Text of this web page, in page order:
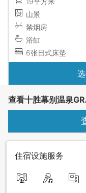
山景
禁烟房
浴缸
6张日式床垫
查看十胜幕别温泉
住宿设施服务